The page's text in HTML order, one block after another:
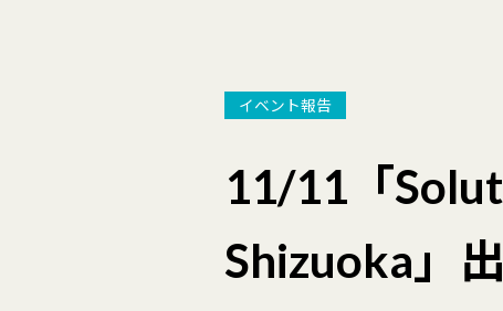
イベント報告
11/11「
Shizuoka」